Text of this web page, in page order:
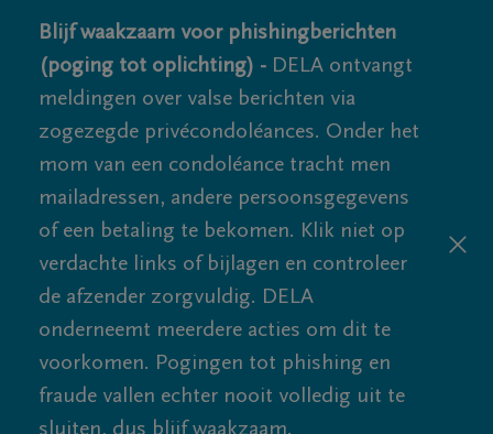
Blijf waakzaam voor phishingberichten
(poging tot oplichting) - DELA ontvangt
meldingen over valse berichten via
zogezegde privécondoléances. Onder het
mom van een condoléance tracht men
mailadressen, andere persoonsgegevens
of een betaling te bekomen. Klik niet op
verdachte links of bijlagen en controleer
de afzender zorgvuldig. DELA
onderneemt meerdere acties om dit te
voorkomen. Pogingen tot phishing en
fraude vallen echter nooit volledig uit te
sluiten, dus blijf waakzaam.